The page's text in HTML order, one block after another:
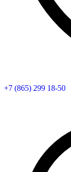
+7 (865) 299 18-50